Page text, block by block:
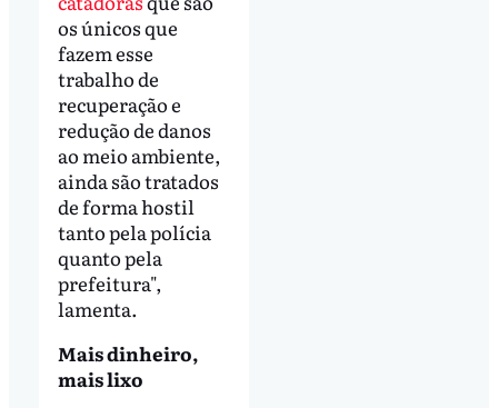
os únicos que
fazem esse
trabalho de
recuperação e
redução de danos
ao meio ambiente,
ainda são tratados
de forma hostil
tanto pela polícia
quanto pela
prefeitura",
lamenta.
Mais dinheiro,
mais lixo